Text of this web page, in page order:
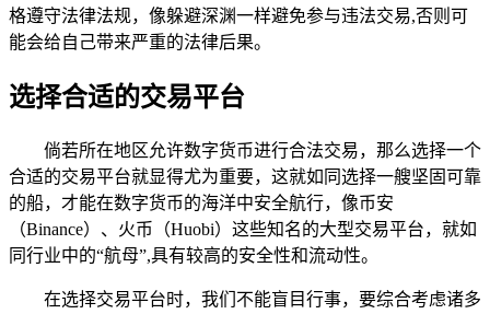
格遵守法律法规，像躲避深渊一样避免参与违法交易,否则可
能会给自己带来严重的法律后果。
选择合适的交易平台
倘若所在地区允许数字货币进行合法交易，那么选择一个
合适的交易平台就显得尤为重要，这就如同选择一艘坚固可靠
的船，才能在数字货币的海洋中安全航行，像币安
（Binance）、火币（Huobi）这些知名的大型交易平台，就如
同行业中的“航母”,具有较高的安全性和流动性。
在选择交易平台时，我们不能盲目行事，要综合考虑诸多